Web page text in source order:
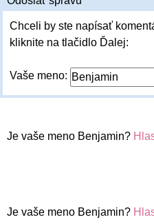
Chceli by ste napísať
kliknite na tlačidlo Ďalej:
Vaše meno:
Je vaše meno Benjamin?
Je vaše meno Benjamin?